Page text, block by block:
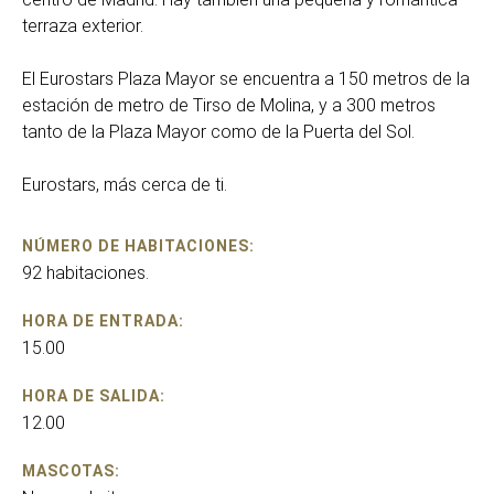
terraza exterior.
El Eurostars Plaza Mayor se encuentra a 150 metros de la
estación de metro de Tirso de Molina, y a 300 metros
tanto de la Plaza Mayor como de la Puerta del Sol.
Eurostars, más cerca de ti.
NÚMERO DE HABITACIONES:
92 habitaciones.
HORA DE ENTRADA:
15.00
HORA DE SALIDA:
12.00
MASCOTAS: